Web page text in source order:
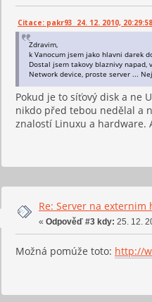
Citace: pakr93 24. 12. 2010, 20:29:58
Zdravim,
k Vanocum jsem jako hlavni darek
Dostal jsem takovy blaznivy
Network device, proste server ...
Pokud je to síťový disk a ne
nikdo před tebou nedělal a
znalostí Linuxu a hardware.
Re: Server na externim
« Odpověď #3 kdy: 25. 12.
Možná pomúže toto: http://